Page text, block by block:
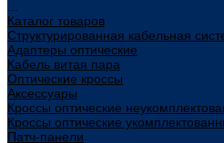
Каталог товаров
Структурированная кабельная
Адаптеры оптические
Кабель витая пара
Оптические кроссы
Аксессуары
Кроссы оптические
Кроссы оптические
Патч-панели